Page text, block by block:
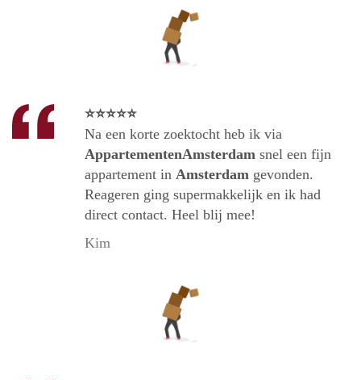
⭐⭐⭐⭐⭐
Na een korte zoektocht heb ik via
AppartementenAmsterdam snel een fijn
appartement in Amsterdam gevonden.
Reageren ging supermakkelijk en ik had
direct contact. Heel blij mee!
Kim